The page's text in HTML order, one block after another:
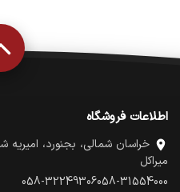
اطلاعات فروشگاه
خراسان شمالی، بجنورد، امیریه
میراکل
058-31554000
058-32249306